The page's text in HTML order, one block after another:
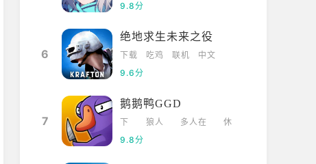
9.8分
6
绝地求生未来之役
下载 吃鸡 联机
中文
9.6分
7
鹅鹅鸭GGD
下
载
狼人
多人在
休
9.8分